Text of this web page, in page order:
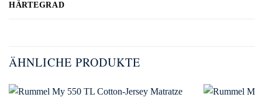
HÄRTEGRAD
ÄHNLICHE PRODUKTE